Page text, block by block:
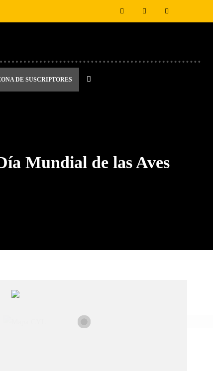
DE SUSCRIPTORES
Mundial de las Aves